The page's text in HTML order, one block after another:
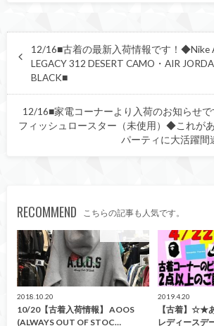
12/16■古着の最新入荷情報です！◆Nike
LEGACY 312 DESERT CAMO・AIR
BLACK■
12/16■家電コーナーより入荷のお知らせ
フィッシュロースター（未使用）◆これが
パーティに大活躍間
RECOMMEND こちらの記事も人気です。
ファッション
2018.10.20
10/20【古着入荷情報】 AOOS
(ALWAYS OUT OF STOC…
2019.4.20
【古着】☆★
レディースデ